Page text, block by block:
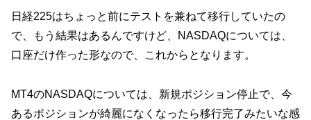
日経225はちょっと前にテストを兼ねて移行していたの
で、もう結果はあるんですけど、NASDAQについては、
口座だけ作った形なので、これからとなります。
MT4のNASDAQについては、新規ポジション停止で、今
あるポジションが綺麗になくなったら移行完了みたいな感